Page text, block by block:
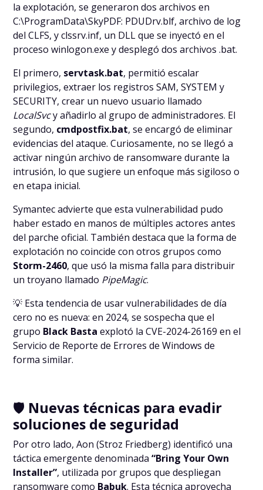
la explotación, se generaron dos archivos en
C:\ProgramData\SkyPDF: PDUDrv.blf, archivo de log
del CLFS, yclssrv.inf, un DLL que se inyectó en el
procesowinlogon.exe y desplegó dos archivos.bat.
El primero, servtask.bat, permitió escalar
privilegios, extraer los registros SAM, SYSTEM y
SECURITY, crear un nuevo usuario llamado
LocalSvcy añadirlo al grupo de administradores. El
segundo, cmdpostfix.bat, se encargó de eliminar
evidencias del ataque. Curiosamente, no se llegó a
activar ningún archivo de ransomware durante la
intrusión, lo que sugiere un enfoque más sigiloso o
en etapa inicial.
Symantec advierte que esta vulnerabilidad pudo
haber estado en manos de múltiples actores antes
del parche oficial. También destaca que la forma de
explotación no coincide con otros grupos como
Storm-2460, que usó la misma falla para distribuir
un troyano llamado PipeMagic.
💡 Esta tendencia de usar vulnerabilidades de día
cero no es nueva: en 2024, se sospecha que el
grupo Black Basta explotó la CVE-2024-26169 en el
Servicio de Reporte de Errores de Windows de
forma similar.
🛡️ Nuevas técnicas para evadir
soluciones de seguridad
Por otro lado, Aon (Stroz Friedberg) identificó una
táctica emergente denominada“Bring Your Own
Installer”, utilizada por grupos que despliegan
ransomware como Babuk. Esta técnica aprovecha